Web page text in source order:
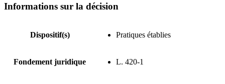
Informations sur la décision
Dispositif(s) Pratiques établies
Fondement juridique L. 420-1